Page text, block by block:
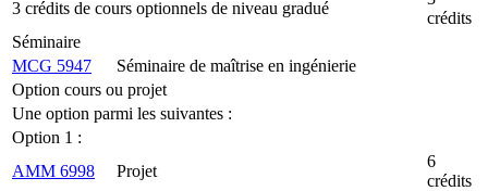
3 crédits de cours optionnels de niveau gradué
crédits
Séminaire
MCG 5947
Séminaire de maîtrise en ingénierie
Option cours ou projet
Une option parmi les suivantes :
Option 1 :
AMM 6998
Projet
6
crédits